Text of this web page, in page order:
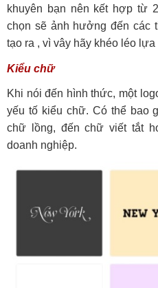
khuyên bạn nên kết hợp từ
chọn sẽ ảnh hưởng đến các
tạo ra , vì vây hãy khéo léo
Kiểu chữ
Khi nói đến hình thức, một
yếu tố kiểu chữ. Có thể bao
chữ lồng, đến chữ viết tắt
doanh nghiệp.